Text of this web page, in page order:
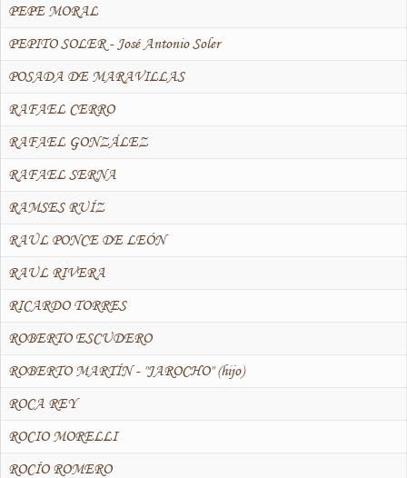
PEPE MORAL
PEPITO SOLER - José Antonio Soler
POSADA DE MARAVILLAS
RAFAEL CERRO
RAFAEL GONZÁLEZ
RAFAEL SERNA
RAMSES RUÍZ
RAÚL PONCE DE LEÓN
RAUL RIVERA
RICARDO TORRES
ROBERTO ESCUDERO
ROBERTO MARTÍN - "JAROCHO" (hijo)
ROCA REY
ROCIO MORELLI
ROCÍO ROMERO